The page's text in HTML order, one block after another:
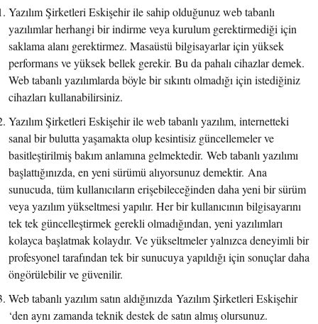
Yazılım Şirketleri Eskişehir ile sahip olduğunuz web tabanlı
yazılımlar herhangi bir indirme veya kurulum gerektirmediği için
saklama alanı gerektirmez. Masaüstü bilgisayarlar için yüksek
performans ve yüksek bellek gerekir. Bu da pahalı cihazlar demek.
Web tabanlı yazılımlarda böyle bir sıkıntı olmadığı için istediğiniz
cihazları kullanabilirsiniz.
Yazılım Şirketleri Eskişehir ile web tabanlı yazılım, internetteki
sanal bir bulutta yaşamakta olup kesintisiz güncellemeler ve
basitleştirilmiş bakım anlamına gelmektedir. Web tabanlı yazılımı
başlattığınızda, en yeni sürümü alıyorsunuz demektir. Ana
sunucuda, tüm kullanıcıların erişebileceğinden daha yeni bir sürüm
veya yazılım yükseltmesi yapılır. Her bir kullanıcının bilgisayarını
tek tek güncelleştirmek gerekli olmadığından, yeni yazılımları
kolayca başlatmak kolaydır. Ve yükseltmeler yalnızca deneyimli bir
profesyonel tarafından tek bir sunucuya yapıldığı için sonuçlar daha
öngörülebilir ve güvenilir.
Web tabanlı yazılım satın aldığınızda Yazılım Şirketleri Eskişehir
‘den aynı zamanda teknik destek de satın almış olursunuz.